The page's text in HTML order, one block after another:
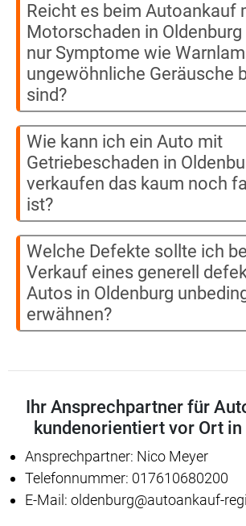
Reicht es beim Autoankauf
Motorschaden in Oldenburg
nur Symptome wie
ungewöhnliche Geräusche
sind?
Wie kann ich ein Auto mit
Getriebeschaden in
verkaufen das kaum noch
ist?
Welche Defekte sollte ich
Verkauf eines generell
Autos in Oldenburg
erwähnen?
Ihr Ansprechpartner für
kundenorientiert vor Ort in
Ansprechpartner: Nico Meyer
Telefonnummer: 017610680200
E-Mail: oldenburg@autoankauf-